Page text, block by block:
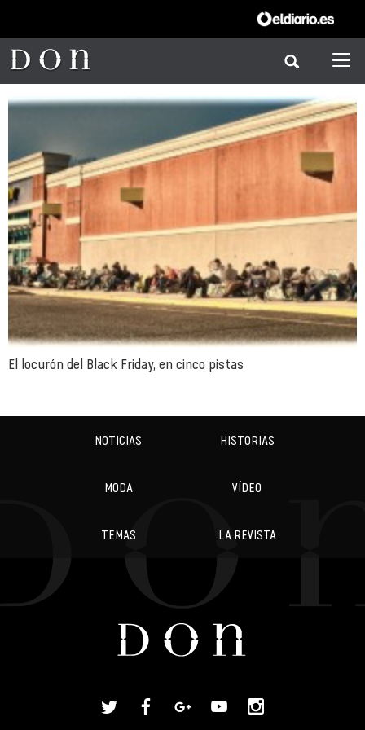
El locurón del Black Friday, en cinco pistas
NOTICIAS HISTORIAS
MODA VÍDEO
TEMAS LA REVISTA